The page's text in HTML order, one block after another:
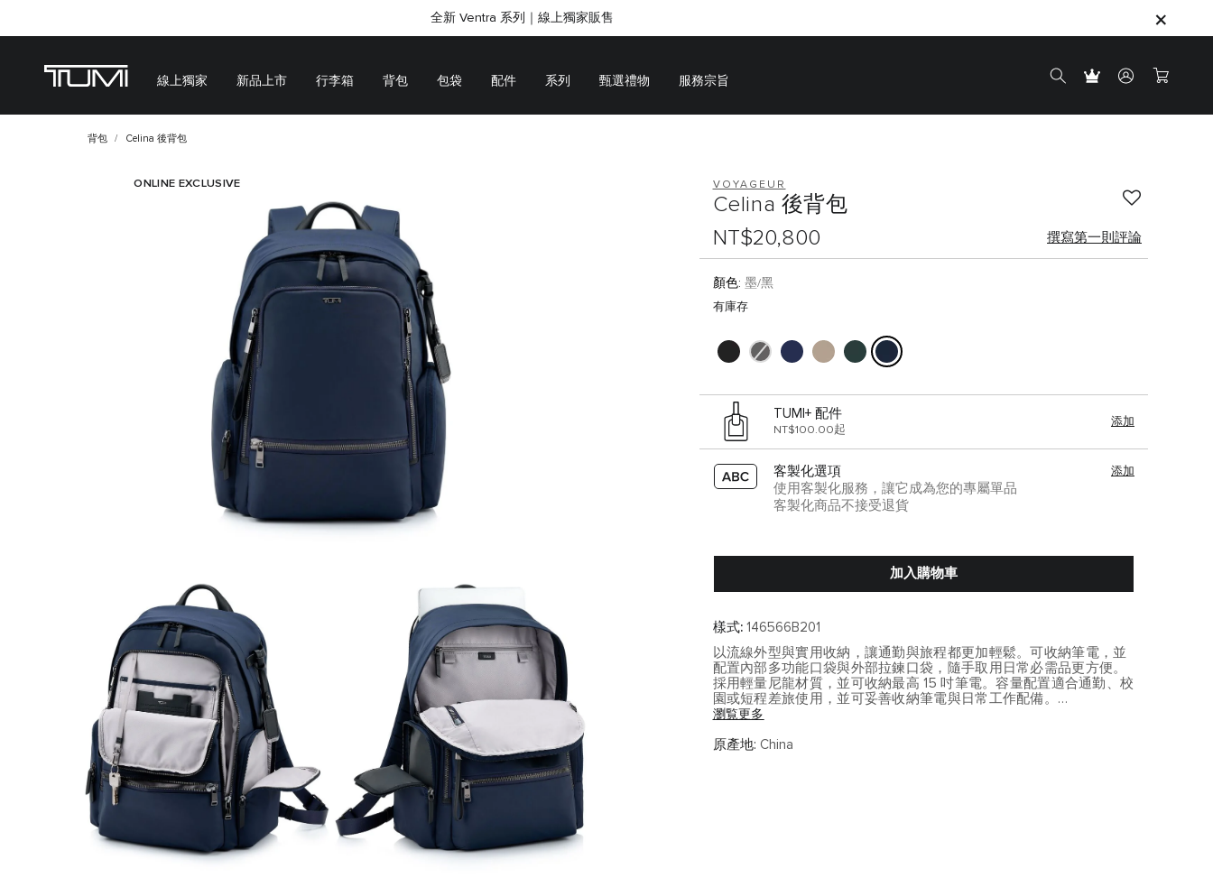
SHOP GIFTS
SHOP GIFTS
全新 Ventra 系列｜線上獨家販售
線上獨家 新品上市 行李箱 背包 包袋 配件 系列 甄選禮物 服務宗旨
背包 Celina 後背包
ONLINE EXCLUSIVE VOYAGEUR
Celina 後背包
NT$20,800
撰寫第一則評論
顏色: 墨/黑
有庫存
TUMI+ 配件
NT$100.00起
添加
客製化選項
使用客製化服務，讓它成為您的專屬單品
客製化商品不接受退貨
添加
加入購物車
樣式: 146566B201
以流線外型與實用收納，讓通勤與旅程都更加輕鬆。可收納筆電，並
配置內部多功能口袋與外部拉鍊口袋，隨手取用日常必需品更方便。
採用輕量尼龍材質，並可收納最高 15 吋筆電。容量配置適合通勤、校
園或短程差旅使用，並可妥善收納筆電與日常工作配備。
日常通勤與旅行之間的優雅平衡。
瀏覧更多
原產地: China